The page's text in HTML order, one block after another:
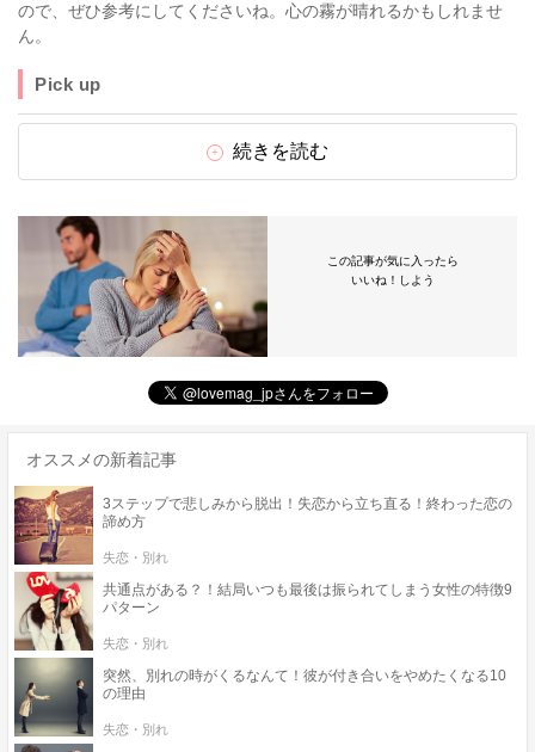
ので、ぜひ参考にしてくださいね。心の霧が晴れるかもしれませ
ん。
Pick up
続きを読む
この記事が気に入ったら
いいね！しよう
オススメの新着記事
3ステップで悲しみから脱出！失恋から立ち直る！終わった恋の
諦め方
失恋・別れ
共通点がある？！結局いつも最後は振られてしまう女性の特徴9
パターン
失恋・別れ
突然、別れの時がくるなんて！彼が付き合いをやめたくなる10
の理由
失恋・別れ